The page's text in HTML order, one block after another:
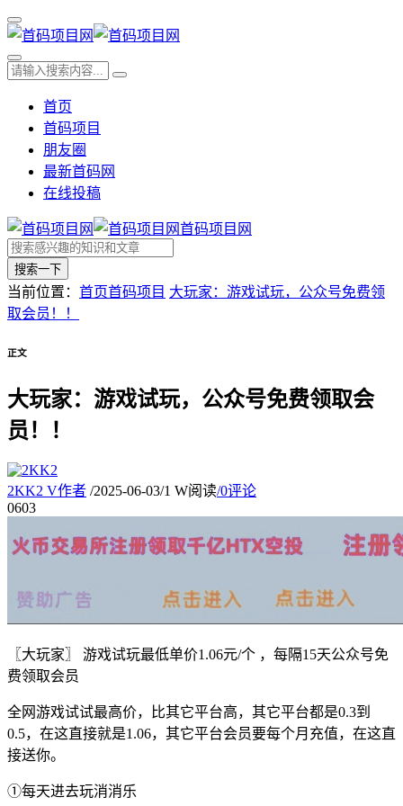
首页
首码项目
朋友圈
最新首码网
在线投稿
首码项目网
搜索一下
当前位置： 首页首码项目 大玩家：游戏试玩，公众号免费领
取会员！！
正文
大玩家：游戏试玩，公众号免费领取会
员！！
2KK2 V作者 /2025-06-03/1 W阅读/0评论
0603
〖大玩家〗 游戏试玩最低单价1.06元/个 ，每隔15天公众号免
费领取会员
全网游戏试试最高价，比其它平台高，其它平台都是0.3到
0.5，在这直接就是1.06，其它平台会员要每个月充值，在这直
接送你。
①每天进去玩消消乐